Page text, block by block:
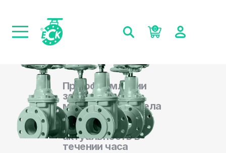
0
При оформлении
заказа на сайте,
менеджеры отдела
продаж
подтверждают
актуальность в
течении часа